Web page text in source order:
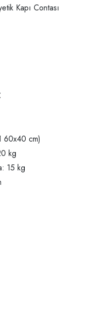
Kapı Contası
60x40 cm)
kg
15 kg